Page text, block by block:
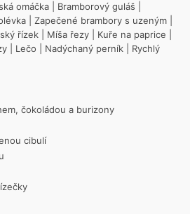
omáčka Bramborový guláš
Zapečené brambory s uzeným
řízek Míša řezy Kuře na paprice
Lečo Nadýchaný perník
Rychlý
čokoládou a burizony
cibulí